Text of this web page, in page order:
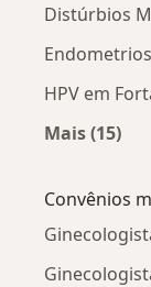
Distúrbios
HPV em
Mais (15)
Convênios